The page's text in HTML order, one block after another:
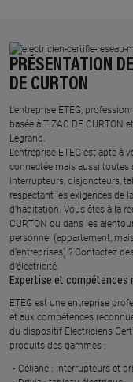
PRÉSENTATION
DE CURTON
L’entreprise ETEG,
basée à TIZAC DE CURTON
Legrand.​
L’entreprise ETEG est apte
connectée mais aussi toutes
interrupteurs, disjoncteurs,
respectant les exigences de
d’habitation. Vous êtes à la
CURTON ou dans les
personnel (appartement,
d'entreprises) ? Contactez
d’électricité.
Expertise et compétences
​ETEG est une entreprise
et aux compétences
du dispositif Electriciens
produits des gammes : ​
Céliane : interrupteurs et